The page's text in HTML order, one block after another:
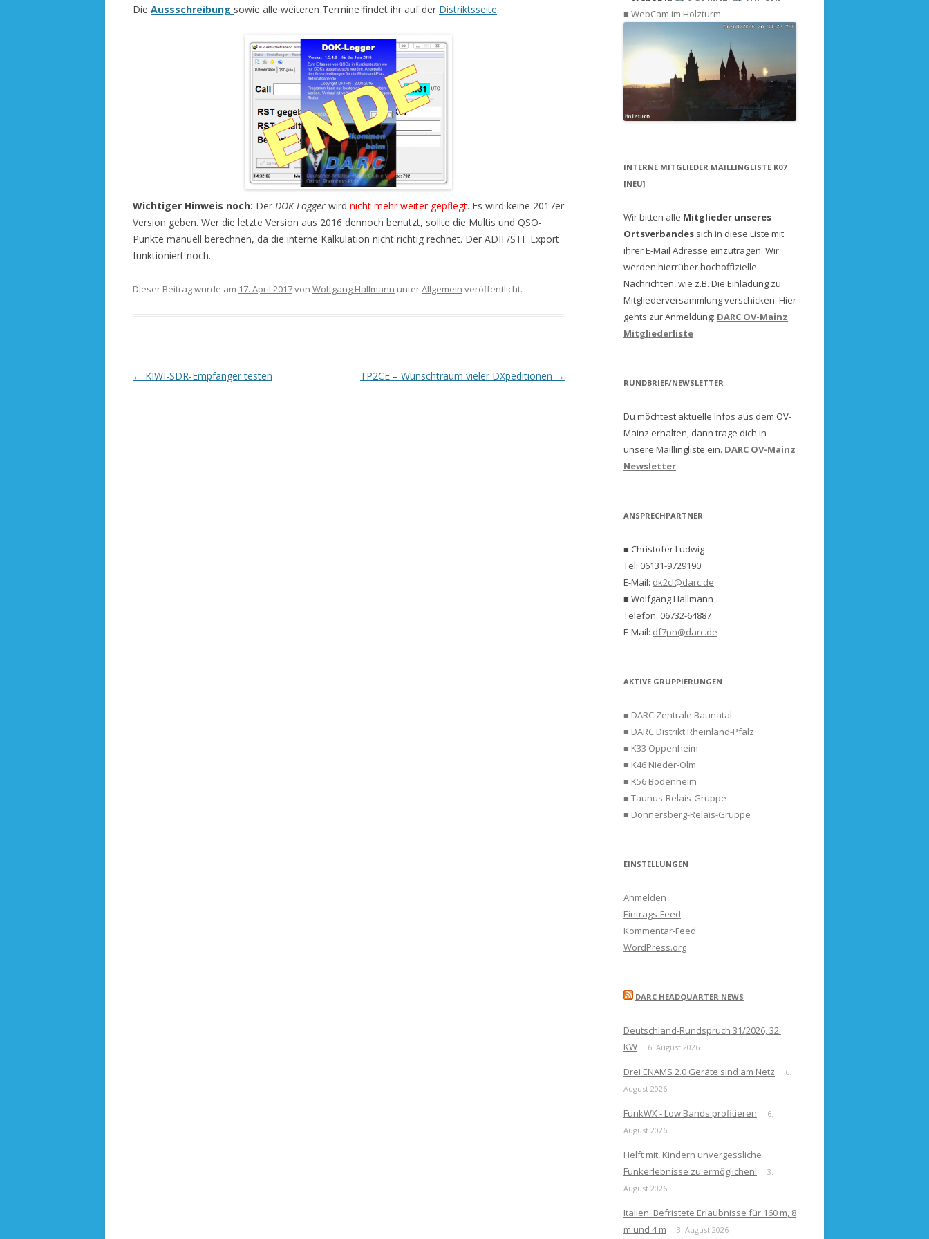
FIELDDAY 2000
FERIENKARTE 1999
DAS SEIL MUSS HOCH
DIE LETZTE CHANCE
DAS ENDE
PROTOKOLLE
EMPFANGSNETZWERK
VERFOLGEN
SONDENSOFTWARE
Die Aussschreibung sowie alle weiteren Termine findet ihr auf der Distriktsseite.
Wichtiger Hinweis noch: Der DOK-Logger wird nicht mehr weiter gepflegt. Es wird keine 2017er
Version geben. Wer die letzte Version aus 2016 dennoch benutzt, sollte die Multis und QSO-
Punkte manuell berechnen, da die interne Kalkulation nicht richtig rechnet. Der ADIF/STF Export
funktioniert noch.
Dieser Beitrag wurde am 17. April 2017von Wolfgang Hallmann unterAllgemein veröffentlicht.
Beitrags-
← KIWI-SDR-Empfänger testen TP2CE – Wunschtraum vieler DXpeditionen →
■ WebCam im Holzturm
INTERNE MITGLIEDER MAILLINGLISTE K07
[NEU]
Wir bitten alle Mitglieder unseres
Ortsverbandes sich in diese Liste mit
ihrer E-Mail Adresse einzutragen. Wir
werden hierrüber hochoffizielle
Nachrichten, wie z.B. Die Einladung zu
Mitgliederversammlung verschicken. Hier
gehts zur Anmeldung: DARC OV-Mainz
Mitgliederliste
RUNDBRIEF/NEWSLETTER
Du möchtest aktuelle Infos aus dem OV-
Mainz erhalten, dann trage dich in
unsere Maillingliste ein. DARC OV-Mainz
Newsletter
ANSPRECHPARTNER
■ Christofer Ludwig
Tel: 06131-9729190
E-Mail: dk2cl@darc.de
■ Wolfgang Hallmann
Telefon: 06732-64887
E-Mail: df7pn@darc.de
AKTIVE GRUPPIERUNGEN
■ DARC Zentrale Baunatal
■ DARC Distrikt Rheinland-Pfalz
■ K33 Oppenheim
■ K46 Nieder-Olm
■ K56 Bodenheim
■ Taunus-Relais-Gruppe
■ Donnersberg-Relais-Gruppe
EINSTELLUNGEN
Anmelden
Eintrags-Feed
Kommentar-Feed
WordPress.org
DARC HEADQUARTER NEWS
Deutschland-Rundspruch 31/2026, 32.
KW
6. August 2026
Drei ENAMS 2.0 Geräte sind am Netz
6.
August 2026
FunkWX - Low Bands profitieren
6.
August 2026
Helft mit, Kindern unvergessliche
Funkerlebnisse zu ermöglichen!
3.
August 2026
Italien: Befristete Erlaubnisse für 160 m, 8
m und 4 m
3. August 2026